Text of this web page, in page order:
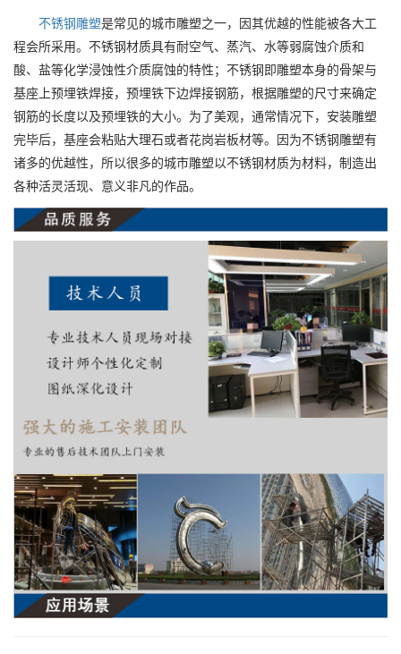
不锈钢雕塑是常见的城市雕塑之一，因其优越的性能被各大工
程会所采用。不锈钢材质具有耐空气、蒸汽、水等弱腐蚀介质和
酸、盐等化学浸蚀性介质腐蚀的特性；不锈钢即雕塑本身的骨架与
基座上预埋铁焊接，预埋铁下边焊接钢筋，根据雕塑的尺寸来确定
钢筋的长度以及预埋铁的大小。为了美观，通常情况下，安装雕塑
完毕后，基座会粘贴大理石或者花岗岩板材等。因为不锈钢雕塑有
诸多的优越性，所以很多的城市雕塑以不锈钢材质为材料，制造出
各种活灵活现、意义非凡的作品。